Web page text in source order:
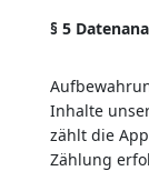
§ 5
Inhalte
zählt die
Zählung